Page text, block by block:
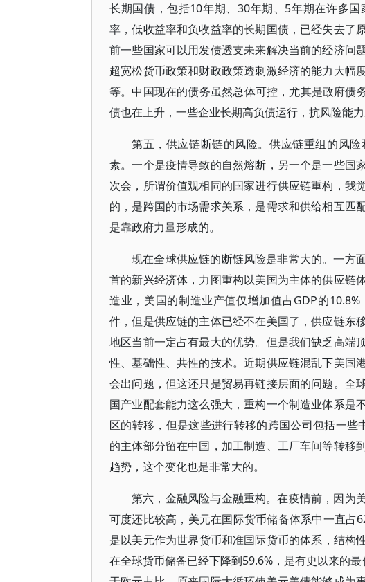
长期国债，包括10年期、30年期、5年期在许多
率，低收益率和负收益率的长期国债，已经失去了
前一些国家可以用发债透支未来解决当前的经济问
超宽松货币政策和财政政策透刺激经济的能力大幅
等。中国现在的债务虽然总体可控，尤其是政府债
债也在上升，一些企业长期高负债运行，抗风险能
第五，供应链断链的风险。供应链重组的风
素。一个是疫情导致的自然熔断，另一个是一些国
次会，所谓价值观相同的国家进行供应链重构，我
的，是跨国的市场需求关系，是需求和供给相互匹
是靠政府力量形成的。
现在全球供应链的断链风险是非常大的。一方
首的新兴经济体，力图重构以美国为主体的供应链
造业，美国的制造业产值仅增加值占GDP的
件，但是供应链的主体已经不在美国了，供应链东
地区当前一定占有最大的优势。但是我们缺乏高端
性、基础性、共性的技术。近期供应链混乱下美国
会出问题，但这还只是贸易再链接层面的问题。全
国产业配套能力这么强大，重构一个制造业体系是
区的转移，但是这些进行转移的跨国公司包括一些
的主体部分留在中国，加工制造、工厂车间等转移
趋势，这个变化也是非常大的。
第六，金融风险与金融重构。在疫情前，因为
可度还比较高，美元在国际货币储备体系中一直占
是以美元作为世界货币和准国际货币的体系，结构
在全球货币储备已经下降到59.6%，是有史以来的